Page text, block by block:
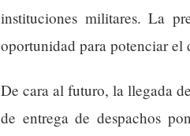
instituciones militares. La
oportunidad para potenciar
De cara al futuro, la llegada
de entrega de despachos